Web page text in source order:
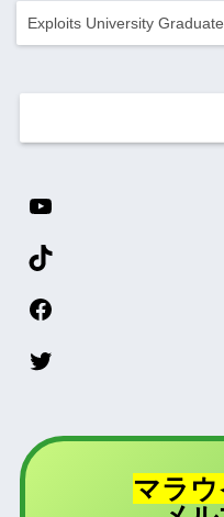
Exploits University
マラ